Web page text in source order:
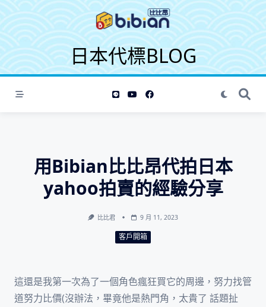
S
k
p
o
日本代標BLOG
用Bibian比比昂代拍日本
yahoo拍賣的經驗分享
比比君 9 月 11, 2023
客戶開箱
這還是我第一次為了一個角色瘋狂買它的周邊，努力找管
道努力比價(沒辦法，畢竟他是熱門角，太貴了 話題扯